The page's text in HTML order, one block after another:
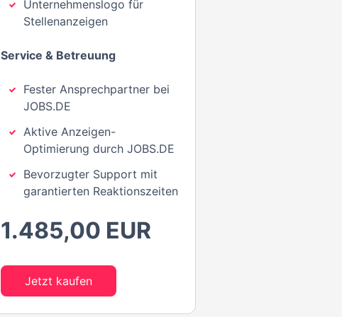
Unternehmenslogo für
Stellenanzeigen
Service & Betreuung
Fester Ansprechpartner bei
JOBS.DE
Aktive Anzeigen-
Optimierung durch JOBS.DE
Bevorzugter Support mit
garantierten Reaktionszeiten
1.485,00 EUR
Jetzt kaufen